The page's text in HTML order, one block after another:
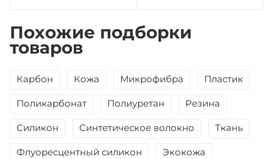
Похожие подборки
товаров
Карбон Кожа Микрофибра Пластик
Поликарбонат Полиуретан Резина
Силикон Синтетическое волокно Ткань
Флуоресцентный силикон Экокожа